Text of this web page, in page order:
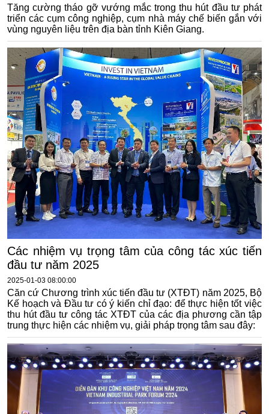
Tăng cường tháo gỡ vướng mắc trong thu hút đầu tư phát
triển các cụm công nghiệp, cụm nhà máy chế biến gắn với
vùng nguyên liệu trên địa bàn tỉnh Kiên Giang.
Các nhiệm vụ trọng tâm của công tác xúc tiến
đầu tư năm 2025
2025-01-03 08:00:00
Căn cứ Chương trình xúc tiến đầu tư (XTĐT) năm 2025, Bộ
Kế hoạch và Đầu tư có ý kiến chỉ đạo: để thực hiện tốt việc
thu hút đầu tư công tác XTĐT của các địa phương cần tập
trung thực hiện các nhiệm vụ, giải pháp trọng tâm sau đây: